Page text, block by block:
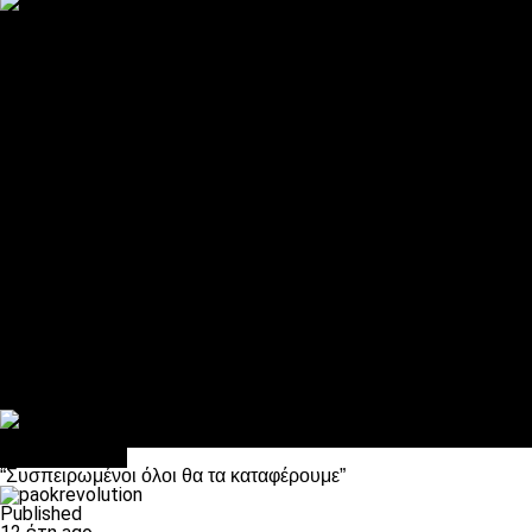
“Συσπειρωμένοι όλοι θα τα καταφέρουμε”
Published